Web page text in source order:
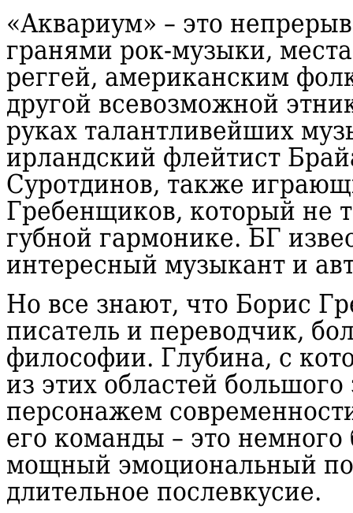
«Аквариум» – это
гранями рок-музыки,
реггей, американским
другой всевозможной
руках талантливейших
ирландский флейтист
Суротдинов, также
Гребенщиков, который не
губной гармонике. БГ
интересный музыкант и
Но все знают, что Борис
писатель и переводчик,
философии. Глубина, с
из этих областей
персонажем
его команды – это
мощный эмоциональный
длительное послевкусие.